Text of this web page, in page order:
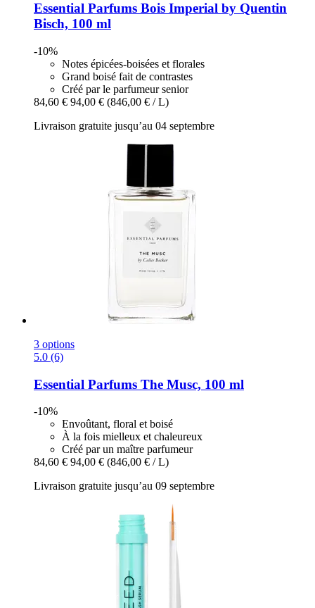
Essential Parfums Bois Imperial by Quentin
Bisch, 100 ml
-10%
Notes épicées-boisées et florales
Grand boisé fait de contrastes
Créé par le parfumeur senior
84,60 € 94,00 € (846,00 € / L)
Livraison gratuite jusqu’au 04 septembre
3 options
5.0 (6)
Essential Parfums The Musc, 100 ml
-10%
Envoûtant, floral et boisé
À la fois mielleux et chaleureux
Créé par un maître parfumeur
84,60 € 94,00 € (846,00 € / L)
Livraison gratuite jusqu’au 09 septembre